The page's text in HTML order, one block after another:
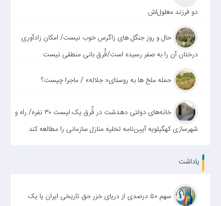
دو فرزند معلول‌اش
حال و روز جنگل های زاگرس خوب نیست/ امکان زادآوری
درختان آن را به صفر رسیده است/قُرق بانی منطقی نیست
حمله ملخ ها به روستای« جلاله» / ماجرا چیست؟
خانه‌های دولتی دهدشت در قُرق یک لیست ۳۰ نفره/ راه و
شهرسازی کهگیلویه آیین‌نامه تخلیه منازل سازمانی را مطالعه کند
یاداشت
سهم ۵۰ درصدی از دریای خزر حق تاریخی ایران یا یک